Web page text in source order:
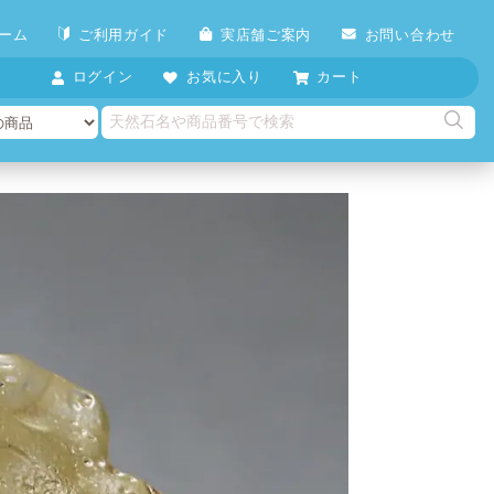
ム ご利用ガイド 実店舗ご案内 お問い合わせ
ログイン お気に入り カート